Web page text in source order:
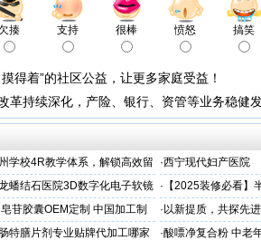
欠揍 支持 很棒 愤怒 搞笑
得着”的社区公益，让更多家庭受益！
革持续深化，产险、银行、资管等业务稳健
学校4R教学体系，解锁高效留
·西宁现代妇产医院
蟠结石医院3D数字化电子软镜 · 【2025装修必看
你省下3万冤枉钱！
苷胶囊OEM定制 中国加工制
· 以新提质，共探先
特膳片剂专业贴牌代加工哪家
·酸嘌净复合粉 中老